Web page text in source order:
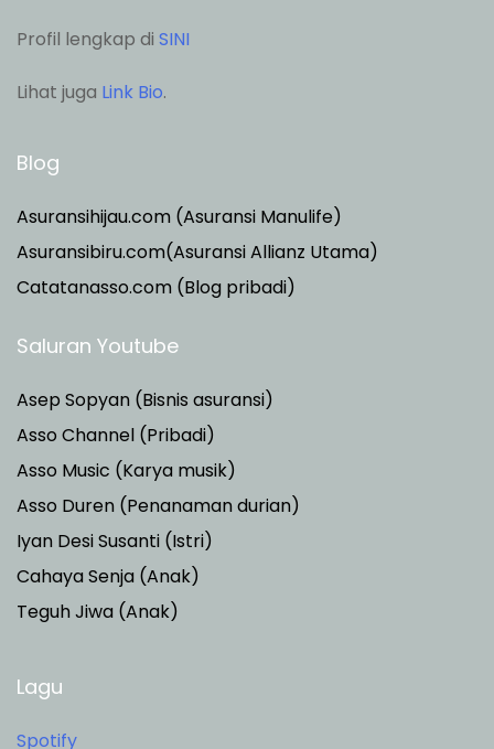
Profil lengkap di SINI
Lihat juga Link Bio.
Blog
Asuransihijau.com (Asuransi Manulife)
Asuransibiru.com(Asuransi Allianz Utama)
Catatanasso.com (Blog pribadi)
Saluran Youtube
Asep Sopyan (Bisnis asuransi)
Asso Channel (Pribadi)
Asso Music (Karya musik)
Asso Duren (Penanaman durian)
Iyan Desi Susanti (Istri)
Cahaya Senja (Anak)
Teguh Jiwa (Anak)
Lagu
Spotify